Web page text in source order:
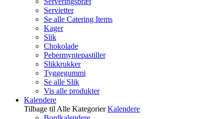
Servietter
Se alle Catering Items
Kager
Slik
Chokolade
Pebermyntepastiller
Slikkrukker
Tyggegummi
Se alle Slik
Vis alle produkter
Kalendere
Tilbage til Alle Kategorier Kalendere